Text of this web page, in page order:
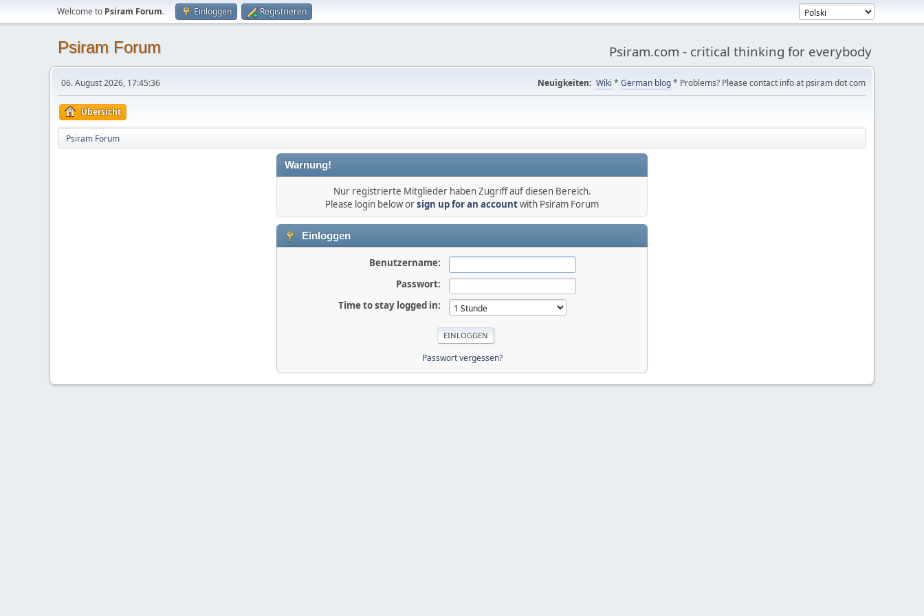
Welcome to Psiram Forum. Einloggen Registrieren
Psiram Forum Psiram.com - critical thinking for everybody
06. August 2026, 17:45:36 Neuigkeiten: Wiki * German blog* Problems? Please contact info at psiram dot com
Übersicht
Psiram Forum
Warnung!
Nur registrierte Mitglieder haben Zugriff auf diesen Bereich.
Please login below orsign up for an accountwith Psiram Forum
Einloggen
Benutzername:
Passwort:
Time to stay logged in:
Passwort vergessen?